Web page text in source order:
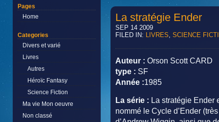
Pages
Home
Categories
Divers et varié
Livres
Autres
Héroïc Fantasy
Science Fiction
Ma vie Mon oeuvre
Non classé
La stratégie Ender
SEP 14 2009
FILED IN: LIVRES, SCIENCE
Auteur : Orson Scott CARD
type : SF
Année :1985
La série : La stratégie Ender
nommé le Cycle d’Ender